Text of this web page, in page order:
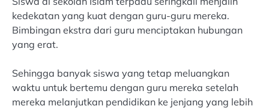
kedekatan yang kuat dengan guru-guru mereka.
Bimbingan ekstra dari guru menciptakan hubungan
yang erat.
Sehingga banyak siswa yang tetap meluangkan
waktu untuk bertemu dengan guru mereka setelah
mereka melanjutkan pendidikan ke jenjang yang lebih